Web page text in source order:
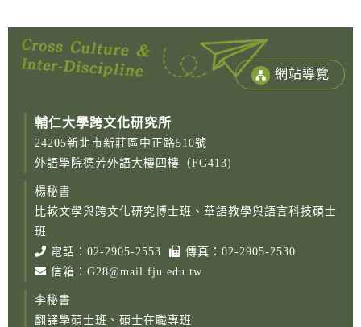
網站導覽
輔仁大學跨文化研究所
24205新北市新莊區中正路510號
外語學院德芳外語大樓四樓（FG413)
楊秘書
比較文學與跨文化研究博士班、華語教學與語言科技碩士
班
電話： 02-2905-2553
傳真：02-2905-2530
信箱： G28@mail.fju.edu.tw
李秘書
翻譯學碩士班、碩士在職專班